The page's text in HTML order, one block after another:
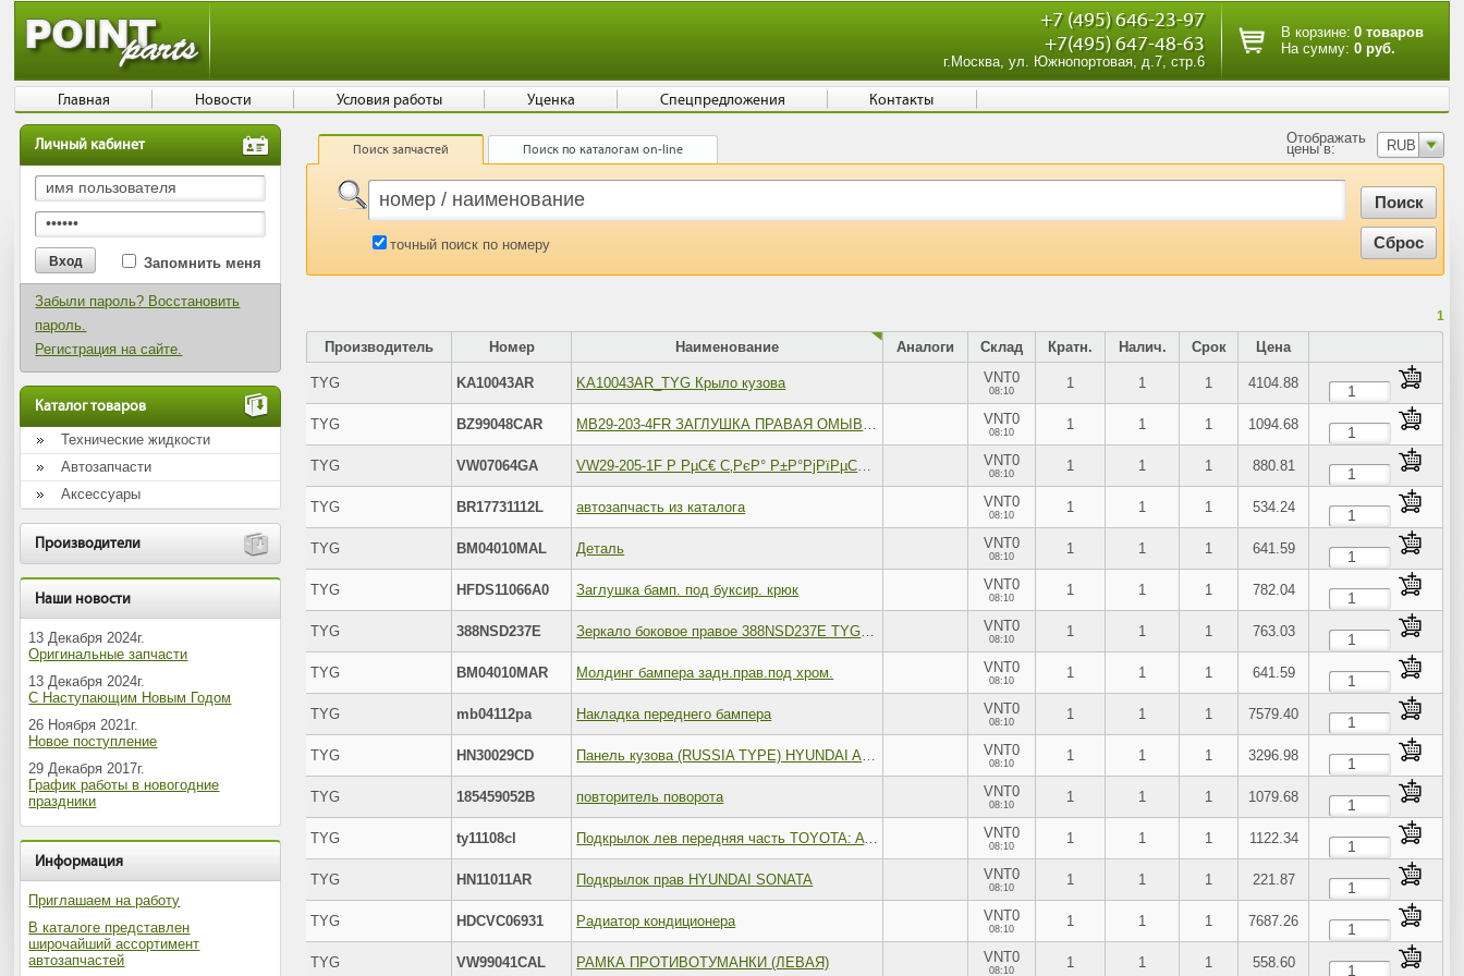
Личный кабинет
Запомнить меня
Забыли пароль? Восстановить
пароль.
Регистрация на сайте.
Каталог товаров
Технические жидкости
Автозапчасти
Аксессуары
Производители
Наши новости
13 Декабря 2024г.
Оригинальные запчасти
13 Декабря 2024г.
С Наступающим Новым Годом
26 Ноября 2021г.
Новое поступление
29 Декабря 2017г.
График работы в новогодние
праздники
Информация
Приглашаем на работу
В каталоге представлен
широчайший ассортимент
автозапчастей
Поиск запчастей Поиск по каталогам on-line RUB
Отображать
цены в:
точный поиск по номеру
1
Производитель Номер Наименование Аналоги Склад Кратн. Налич. Срок Цена
TYG KA10043AR KA10043AR_TYG Крыло кузова VNT0
08:10 1 1 1 4104.88
TYG BZ99048CAR MB29-203-4FR ЗАГЛУШКА ПРАВАЯ ОМЫВ. ФАР 10- ПЕР. БА VNT0
08:10 1 1 1 1094.68
TYG VW07064GA VW29-205-1F Р РµС€ С‚РєР° Р±Р°РјРїРµСЂР° РїРµСЂРµРґРЅРµРіРѕ Р¦РµРЅС‚СЂ VNT0
08:10 1 1 1 880.81
TYG BR17731112L автозапчасть из каталога VNT0
08:10 1 1 1 534.24
TYG BM04010MAL Деталь VNT0
08:10 1 1 1 641.59
TYG HFDS11066A0 Заглушка бамп. под буксир. крюк VNT0
08:10 1 1 1 782.04
TYG 388NSD237E Зеркало боковое правое 388NSD237E TYG электрорегулировка без обогрева VNT0
08:10 1 1 1 763.03
TYG BM04010MAR Молдинг бампера задн.прав.под хром. VNT0
08:10 1 1 1 641.59
TYG mb04112pa Накладка переднего бампера VNT0
08:10 1 1 1 7579.40
TYG HN30029CD Панель кузова (RUSSIA TYPE) HYUNDAI ACCENT SOLARIS 14-(деформация металла) VNT0
08:10 1 1 1 3296.98
TYG 185459052B повторитель поворота VNT0
08:10 1 1 1 1079.68
TYG ty11108cl Подкрылок лев передняя часть TOYOTA: AVENSIS 98-00 (дизель) VNT0
08:10 1 1 1 1122.34
TYG HN11011AR Подкрылок прав HYUNDAI SONATA VNT0
08:10 1 1 1 221.87
TYG HDCVC06931 Радиатор кондиционера VNT0
08:10 1 1 1 7687.26
TYG VW99041CAL РАМКА ПРОТИВОТУМАНКИ (ЛЕВАЯ) VNT0
08:10 1 1 1 558.60
Главная Новости Условия работы Уценка Спецпредложения Контакты
+7 (495) 646-23-97
+7(495) 647-48-63
г.Москва, ул. Южнопортовая, д.7, стр.6
В корзине: 0 товаров
На сумму: 0 руб.